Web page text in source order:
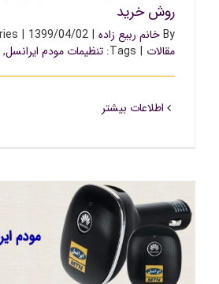
روش خرید
Byخانم ربیع زاده |
1399/04/02
|
مقالات |
Tags: تنظیمات مودم ایرانسل,
اطلاعات بیشتر
مشخصات و تنظیمات مودم ایرانسل CarFi-C40 + روش خرید